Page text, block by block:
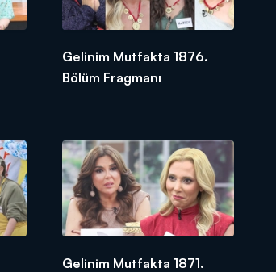
Gelinim Mutfakta 1876.
Bölüm Fragmanı
Gelinim Mutfakta 1871.